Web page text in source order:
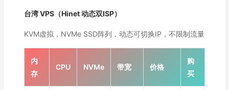
台湾 VPS（Hinet 动态双ISP）
KVM虚拟，NVMe SSD阵列，动态可切换IP，不限制流量
内
存
CPU NVMe 带宽 价格
购
买